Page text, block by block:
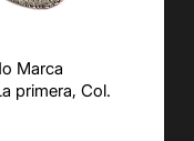
Marca
primera, Col.